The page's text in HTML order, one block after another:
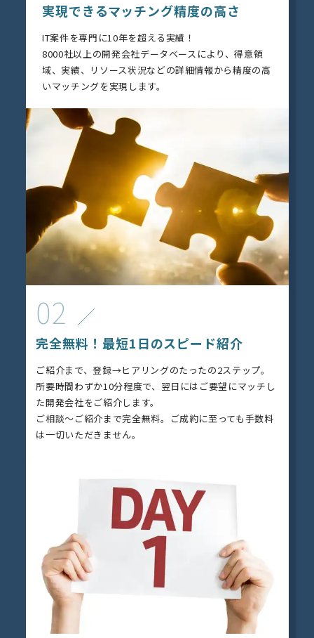
実現できるマッチング精度の高さ
IT案件を専門に10年を超える実績！
8000社以上の開発会社データベースにより、得意領
域、実績、リソース状況などの詳細情報から精度の高
いマッチングを実現します。
02
完全無料！最短1日のスピード紹介
ご紹介まで、登録→ヒアリングのたったの2ステップ。
所要時間わずか10分程度で、翌日にはご要望にマッチし
た開発会社をご紹介します。
ご相談～ご紹介まで完全無料。ご成約に至っても手数料
は一切いただきません。